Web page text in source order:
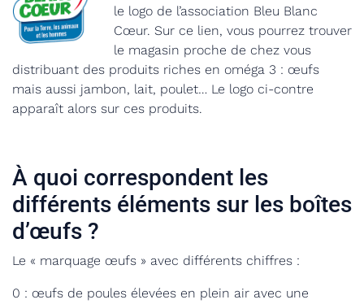
le logo de l’association Bleu Blanc
Cœur. Sur ce lien, vous pourrez trouver
le magasin proche de chez vous
distribuant des produits riches en oméga 3 : œufs
mais aussi jambon, lait, poulet… Le logo ci-contre
apparaît alors sur ces produits.
À quoi correspondent les
différents éléments sur les boîtes
d’œufs ?
Le « marquage œufs » avec différents chiffres :
0 : œufs de poules élevées en plein air avec une